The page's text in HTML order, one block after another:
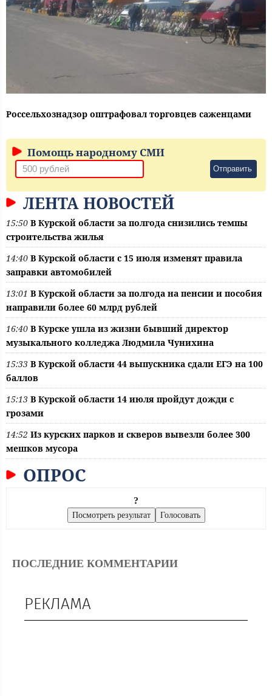
Россельхознадзор оштрафовал торговцев саженцами
Помощь народному СМИ
Отправить
ЛЕНТА НОВОСТЕЙ
15:50 В Курской области за полгода снизились темпы
строительства жилья
14:40 В Курской области с 15 июля изменят правила
заправки автомобилей
13:01 В Курской области за полгода на пенсии и пособия
направили более 60 млрд рублей
16:40 В Курске ушла из жизни бывший директор
музыкального колледжа Людмила Чунихина
15:33 В Курской области 44 выпускника сдали ЕГЭ на 100
баллов
15:13 В Курской области 14 июля пройдут дожди с
грозами
14:52 Из курских парков и скверов вывезли более 300
мешков мусора
ОПРОС
?
ПОСЛЕДНИЕ КОММЕНТАРИИ
РЕКЛАМА